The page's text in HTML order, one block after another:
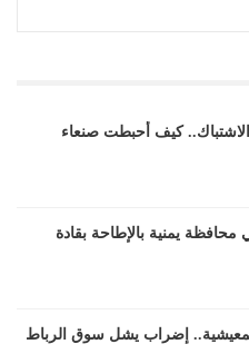
كيف أحبطت صنعاء
يمنية بالإطاحة بقادة
إضراب يشل سوق الرباط